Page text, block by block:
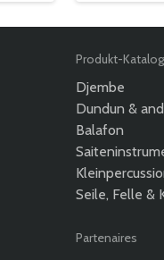
Produkt-Katalog
Djembe
Dundun &
Balafon
Seile, Felle &
Partenaires